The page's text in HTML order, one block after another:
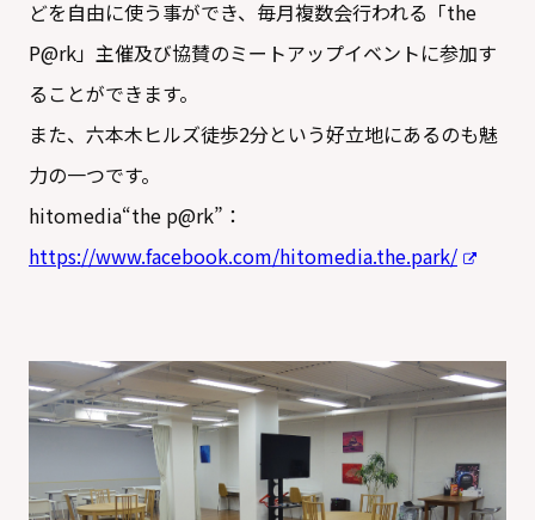
どを自由に使う事ができ、毎月複数会行われる「the
P@rk」主催及び協賛のミートアップイベントに参加す
ることができます。
また、六本木ヒルズ徒歩2分という好立地にあるのも魅
力の一つです。
hitomedia“the p@rk”：
https://www.facebook.com/hitomedia.the.park/